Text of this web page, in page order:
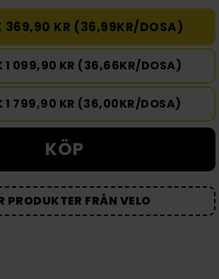
369,90 KR (36,99KR/DOSA)
1 099,90 KR (36,66KR/DOSA)
1 799,90 KR (36,00KR/DOSA)
KÖP
PRODUKTER FRÅN VELO